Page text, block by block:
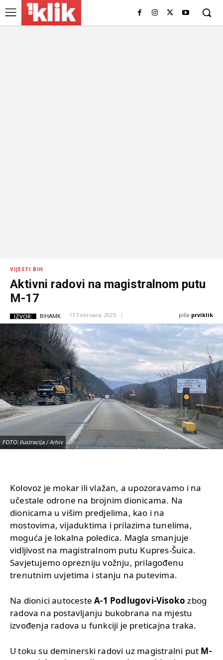
VIJESTI BIH
Aktivni radovi na magistralnom putu
M-17
IZVOR: BIHAMK 11 Februara, 2025 piše:prviklik
FOTO: Ilustracija / Arhiv
Kolovoz je mokar ili vlažan, a upozoravamo i na
učestale odrone na brojnim dionicama. Na
dionicama u višim predjelima, kao i na
mostovima, vijaduktima i prilazima tunelima,
moguća je lokalna poledica. Magla smanjuje
vidljivost na magistralnom putu Kupres-Šuica.
Savjetujemo oprezniju vožnju, prilagođenu
trenutnim uvjetima i stanju na putevima.
Na dionici autoceste A-1 Podlugovi-Visoko zbog
radova na postavljanju bukobrana na mjestu
izvođenja radova u funkciji je preticajna traka.
U toku su deminerski radovi uz magistralni put M-